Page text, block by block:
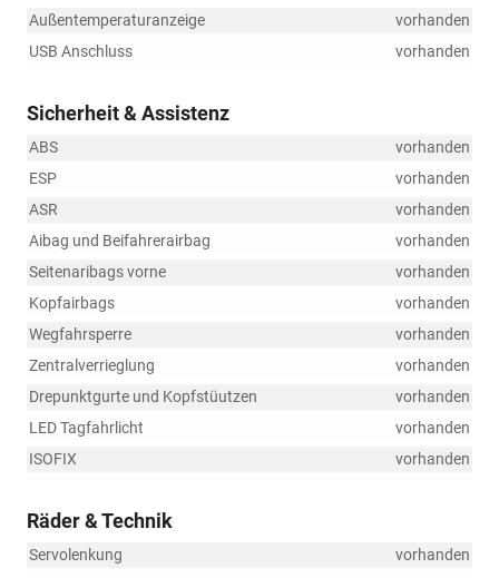
Außentemperaturanzeige
vorhanden
USB Anschluss
vorhanden
Sicherheit & Assistenz
ABS
vorhanden
ESP
vorhanden
ASR
vorhanden
Aibag und Beifahrerairbag
vorhanden
Seitenaribags vorne
vorhanden
Kopfairbags
vorhanden
Wegfahrsperre
vorhanden
Zentralverrieglung
vorhanden
Drepunktgurte und Kopfstüutzen
vorhanden
LED Tagfahrlicht
vorhanden
ISOFIX
vorhanden
Räder & Technik
Servolenkung
vorhanden